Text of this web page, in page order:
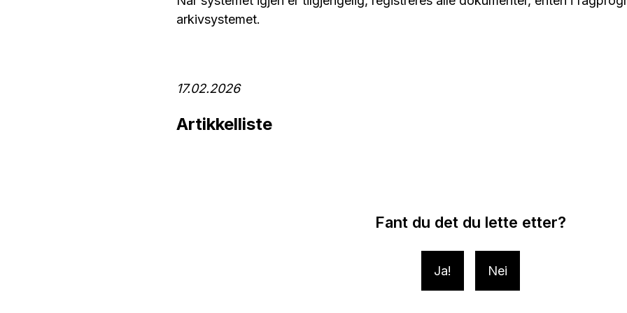
arkivsystemet.
17.02.2026
Artikkelliste
Fant du det du lette etter?
Ja Nei